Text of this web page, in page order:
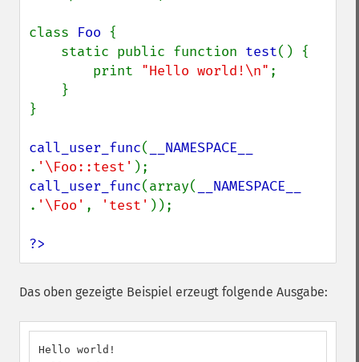
class Foo {
    static public function
test() {
        print
"Hello world!\n" ;
}
call_user_func(
. '\Foo::test'
call_user_func(array(
. '\Foo' , 'test' ));
?>
Das oben gezeigte Beispiel erzeugt folgende Ausgabe:
Hello world!